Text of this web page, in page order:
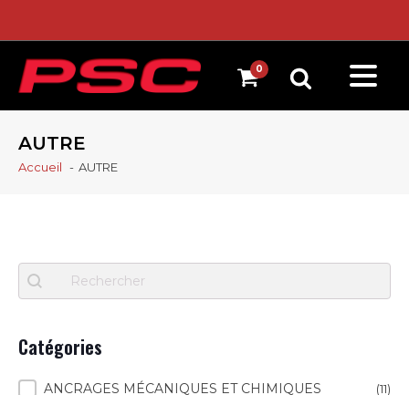
AUTRE
Accueil AUTRE
Recherche
Search content
Catégories
Catégories
ANCRAGES MÉCANIQUES ET CHIMIQUES (11)